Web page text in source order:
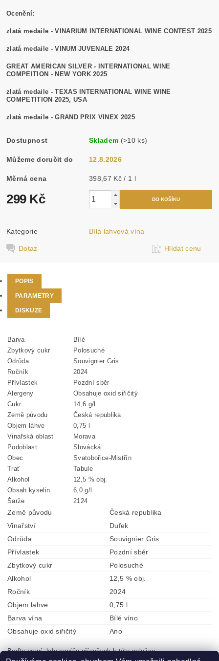
Ocenění:
zlatá medaile - VINARIUM INTERNATIONAL WINE CONTEST 2025
zlatá medaile - VINUM JUVENALE 2024
GREAT AMERICAN SILVER - INTERNATIONAL WINE
COMPEITION - NEW YORK 2025
zlatá medaile - TEXAS INTERNATIONAL WINE WINE
COMPETITION 2025, USA
zlatá medaile - GRAND PRIX VINEX 2025
Dostupnost Skladem (>10 ks)
Můžeme doručit do 12.8.2026
Měrná cena 398,67 Kč / 1 l
299 Kč
Kategorie Bílá lahvová vína
Dotaz Hlídat cenu
POPIS
PARAMETRY
DISKUZE
Barva
Bílé
Zbytkový cukr
Polosuché
Odrůda
Souvignier Gris
Ročník
2024
Přívlastek
Pozdní sběr
Alergeny
Obsahuje oxid siřičitý
Cukr
14,6 g/l
Země původu
Česká republika
Objem láhve
0,75 l
Vinařská oblast
Morava
Podoblast
Slovácká
Obec
Svatobořice-Mistřín
Trať
Tabule
Alkohol
12,5 % obj.
Obsah kyselin
6,0 g/l
Šarže
2124
Země původu
Česká republika
Vinařství
Dufek
Odrůda
Souvignier Gris
Přívlastek
Pozdní sběr
Zbytkový cukr
Polosuché
Alkohol
12,5 % obj.
Ročník
2024
Objem lahve
0,75 l
Barva vína
Bílé víno
Obsahuje oxid siřičitý
Ano
Buďte první, kdo napíše příspěvek k této položce.